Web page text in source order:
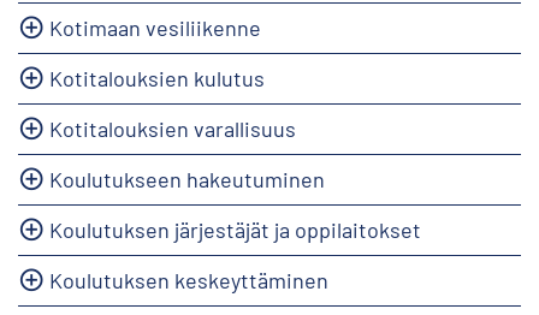
Kotimaan vesiliikenne
Kotitalouksien kulutus
Kotitalouksien varallisuus
Koulutukseen hakeutuminen
Koulutuksen järjestäjät ja oppilaitokset
Koulutuksen keskeyttäminen